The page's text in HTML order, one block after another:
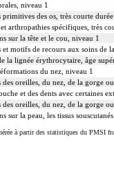
niveau 1
primitives des os, très courte durée
et arthropathies spécifiques, très
sur la tête et le cou, niveau 1
et motifs de recours aux soins de
la lignée érythrocytaire, âge
du nez, niveau 1
des oreilles, du nez, de la gorge
et des dents avec certaines
des oreilles, du nez, de la gorge
sur la peau, les tissus
à partir des statistiques du PMSI